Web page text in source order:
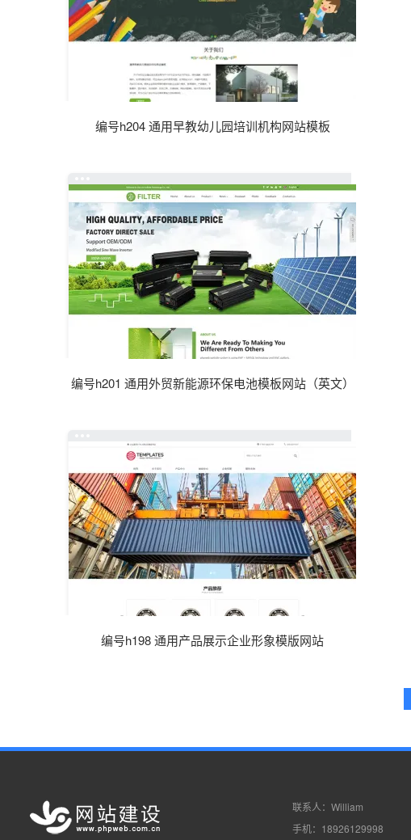
编号h204 通用早教幼儿园培训机构网站模板
编号h201 通用外贸新能源环保电池模板网站（英文）
编号h198 通用产品展示企业形象模版网站
联系人：William
手机：18926129998